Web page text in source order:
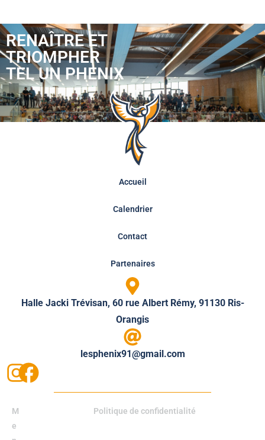
RENAÎTRE ET
TRIOMPHER
TEL UN PHENIX
Accueil
Calendrier
Contact
Partenaires
Halle Jacki Trévisan, 60 rue Albert Rémy, 91130 Ris-
Orangis
lesphenix91@gmail.com
M
e
Politique de confidentialité